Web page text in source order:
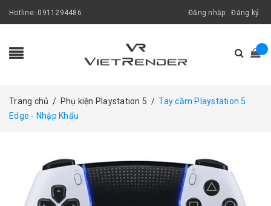
Hotline: 0911294486 Đăng nhập Đăng ký
Trang chủ / Phụ kiện Playstation 5 / Tay cầm Playstation 5
Edge - Nhập Khẩu